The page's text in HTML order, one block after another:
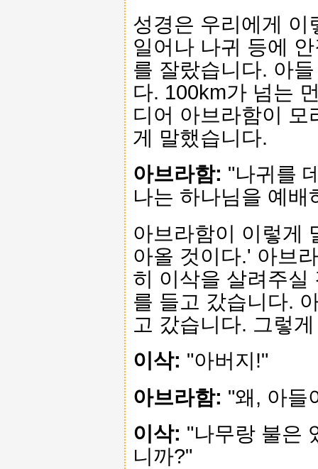
성경은 우리에게 이
일어나 나귀 등에
를 잘랐습니다. 아
다. 100km가 넘는
디어 아브라함이 모
게 말했습니다.
아브라함: "나귀를
나는 하나님을 예
아브라함이 이렇게
아올 것이다.' 아브
히 이삭을 살려주실
를 들고 갔습니다.
고 갔습니다. 그렇
이삭: "아버지!"
아브라함: "왜, 아들
이삭: "나무랑 불은
니까?"